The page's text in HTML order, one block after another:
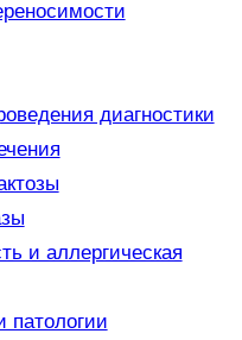
диагностики
и аллергическая
патологии